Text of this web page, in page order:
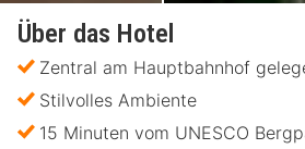
Über das Hotel
Zentral am Hauptbahnhof
Stilvolles Ambiente
15 Minuten vom UNESCO